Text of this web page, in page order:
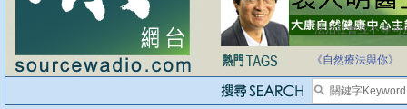
法治社會並不等同
《自然療法與你》